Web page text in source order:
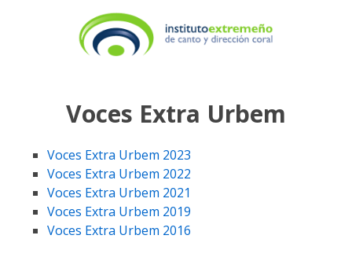
Voces Extra Urbem
Voces Extra Urbem 2023
Voces Extra Urbem 2022
Voces Extra Urbem 2021
Voces Extra Urbem 2019
Voces Extra Urbem 2016